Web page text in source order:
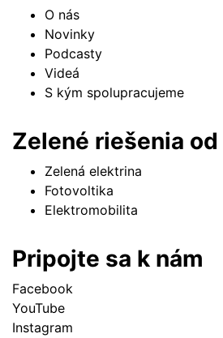
O nás
Novinky
Podcasty
Videá
S kým spolupracujeme
Zelené riešenia od
Zelená elektrina
Fotovoltika
Elektromobilita
Pripojte sa k nám
Facebook
YouTube
Instagram